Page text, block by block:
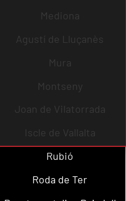
Mediona
Agustí de Lluçanès
Mura
Montseny
Joan de Vilatorrada
Iscle de Vallalta
Rubió
Roda de Ter